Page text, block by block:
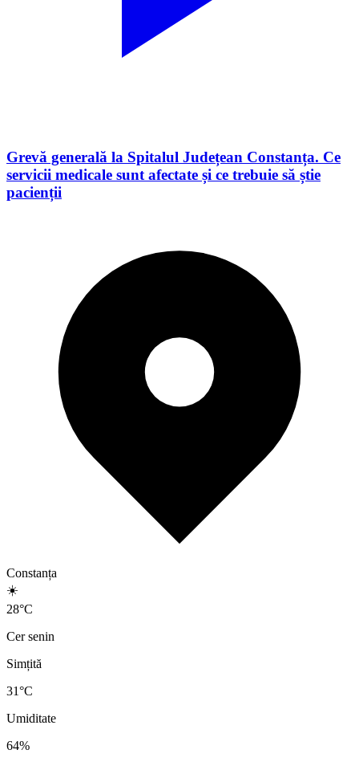
Grevă generală la Spitalul Județean Constanța. Ce
servicii medicale sunt afectate și ce trebuie să știe
pacienții
Constanța
☀️
28°C
Cer senin
Simțită
31°C
Umiditate
64%